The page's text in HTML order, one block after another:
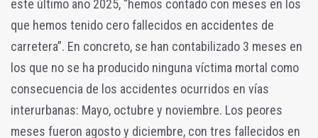
este último año 2025, “hemos contado con meses en los
que hemos tenido cero fallecidos en accidentes de
carretera”. En concreto, se han contabilizado 3 meses en
los que no se ha producido ninguna víctima mortal como
consecuencia de los accidentes ocurridos en vías
interurbanas: Mayo, octubre y noviembre. Los peores
meses fueron agosto y diciembre, con tres fallecidos en